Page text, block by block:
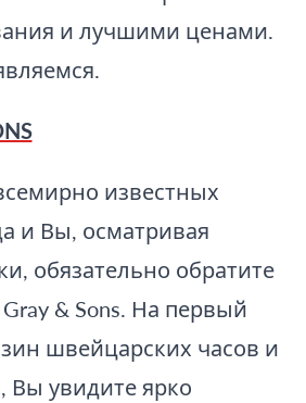
и лучшими ценами.
известных
и Вы, осматривая
обязательно обратите
& Sons. На первый
швейцарских часов и
Вы увидите ярко